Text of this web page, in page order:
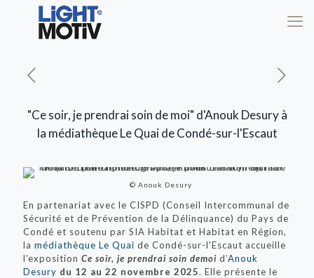
"Ce soir, je prendrai soin de moi" d'Anouk Desury à
la médiathèque Le Quai de Condé-sur-l'Escaut
© Anouk Desury
En partenariat avec le CISPD (Conseil Intercommunal de
Sécurité et de Prévention de la Délinquance) du Pays de
Condé et soutenu par SIA Habitat et Habitat en Région,
la médiathèque Le Quai de Condé-sur-l'Escaut accueille
l’exposition Ce soir, je prendrai soin demoi d’Anouk
Desury du 12 au 22 novembre 2025. Elle présente le